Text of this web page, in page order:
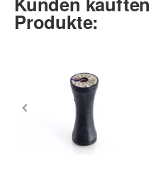
Produkte: